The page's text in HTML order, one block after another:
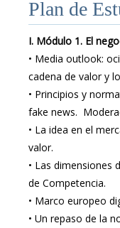
Plan de
I. Módulo 1. El
• Media outlook:
cadena de valor y
• Principios y
fake news.
• La idea en el
valor.
• Las dimensiones
de Competencia.
• Marco europeo
• Un repaso de la